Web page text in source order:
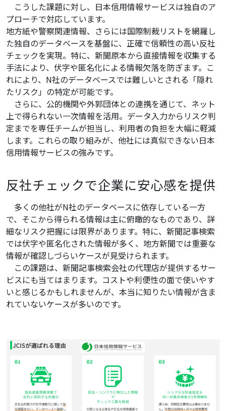
こうした課題に対し、日本信用情報サービスは独自のア
プローチで対応しています。
地方紙や警察関連情報、さらには国際制裁リストを網羅し
た独自のデータベースを基盤に、正確で信頼性の高い反社
チェックを実現。特に、新聞原本から直接情報を収集する
手法により、伏字や匿名化による情報欠落を防ぎます。こ
れにより、N社のデータベースでは難しいとされる「隠れ
たリスク」の特定が可能です。
さらに、公的機関や外郭団体との連携を通じて、ネット
上で得られない一次情報を活用。データ入力からリスク判
定までを専任チームが担当し、利用者の負担を大幅に軽減
します。これらの取り組みが、他社には真似できない日本
信用情報サービスの強みです。
反社チェックで企業に安心感を提供
多くの他社がN社のデータベースに依存している一方
で、そこから得られる情報は主に俯瞰的なものであり、詳
細なリスク把握には限界があります。特に、新聞記事検索
では伏字や匿名化された情報が多く、地方新聞では重要な
情報が確認しづらいケースが見受けられます。
この課題は、新聞記事検索会社の代理店が提供するサー
ビスにも当てはまります。コストや利便性の面で使いやす
いと感じるかもしれませんが、本当に知りたい情報が含ま
れていないケースが多いのです。